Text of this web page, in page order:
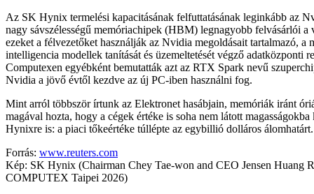
Az SK Hynix termelési kapacitásának felfuttatásának leginkább az
nagy sávszélességű memóriachipek (HBM) legnagyobb felvásárlói a
ezeket a félvezetőket használják az Nvidia megoldásait tartalmazó, a
intelligencia modellek tanítását és üzemeltetését végző adatközponti
Computexen egyébként bemutatták azt az RTX Spark nevű
Nvidia a jövő évtől kezdve az új PC-iben használni fog.
Mint arról többször írtunk az Elektronet hasábjain, memóriák iránt
magával hozta, hogy a cégek értéke is soha nem látott
Hynixre is: a piaci tőkeértéke túllépte az egybillió dolláros álomhatárt.
Forrás: www.reuters.com
Kép: SK Hynix (Chairman Chey Tae-won and CEO Jensen Huang
COMPUTEX Taipei 2026)